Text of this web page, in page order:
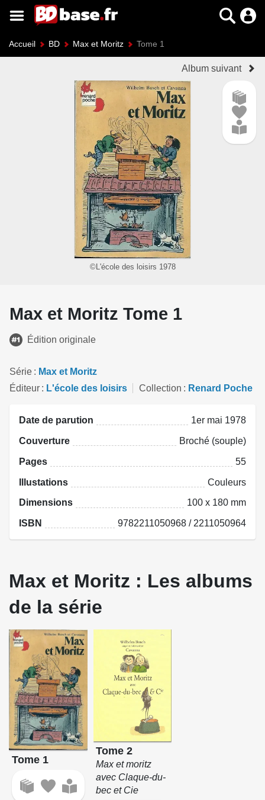
Accueil BD Max et Moritz Tome 1
Album suivant
©L'école des loisirs 1978
Max et Moritz Tome 1
Édition originale
Série
Max et Moritz
Éditeur
L'école des loisirs Collection Renard Poche
Date de parution 1er mai 1978
Couverture Broché (souple)
Pages 55
Illustations Couleurs
Dimensions 100 x 180 mm
ISBN 9782211050968 / 2211050964
Max et Moritz : Les albums
de la série
Tome 1
Tome 2
Max et moritz
avec Claque-du-
bec et Cie